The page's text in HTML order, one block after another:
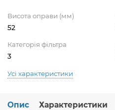
Висота оправи (мм)
52
Категорія фільтра
3
Усі характеристики
Опис Характеристики